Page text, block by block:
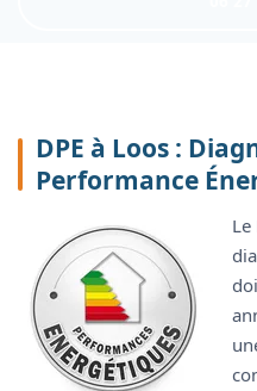
DPE à Loos :
Performance